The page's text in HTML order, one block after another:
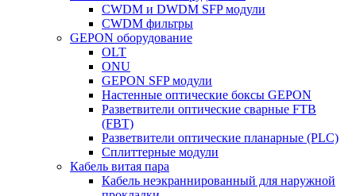
CWDM и DWDM SFP модули
CWDM фильтры
GEPON оборудование
OLT
ONU
GEPON SFP модули
Настенные оптические боксы GEPON
Разветвители оптические сварные FTB
(FBT)
Разветвители оптические планарные (PLC)
Сплиттерные модули
Кабель витая пара
Кабель неэкраннированный для наружной